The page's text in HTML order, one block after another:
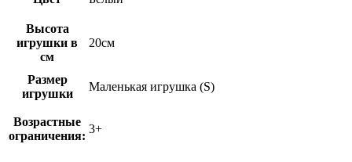
Высота
игрушки в
см
20см
Размер
игрушки
Маленькая игрушка (S)
Возрастные
ограничения:
3+